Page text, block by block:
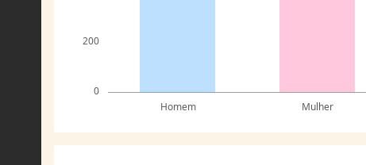
0
200
Homem Mulher